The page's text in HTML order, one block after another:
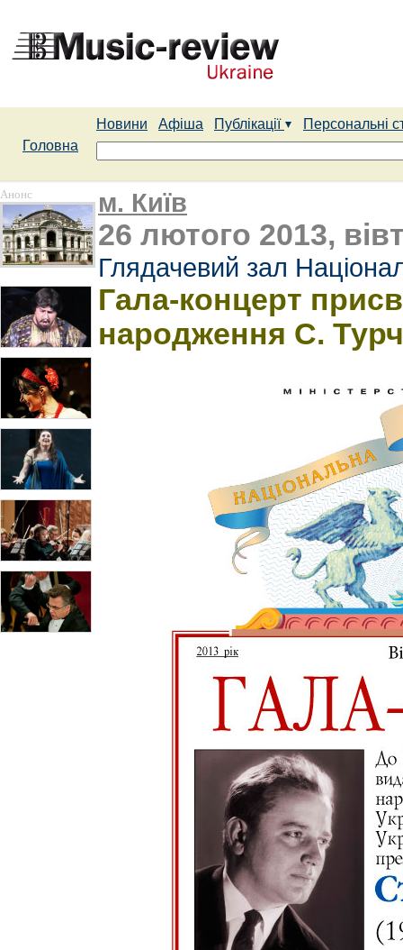
Новини Афіша Публікації
Персональні
Головна
Анонс м. Київ
26 лютого 2013,
Глядачевий зал
Гала-концерт
народження С.